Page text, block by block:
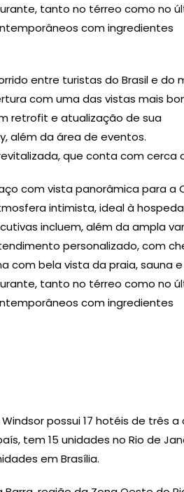
tanto no térreo como no
com ingredientes
entre turistas do Brasil e do
com uma das vistas mais
retrofit e atualização de sua
além da área de eventos.
que conta com cerca
com vista panorâmica para a
intimista, ideal à
incluem, além da ampla
personalizado, com
com bela vista da praia, sauna
tanto no térreo como no
com ingredientes
possui 17 hotéis de três a
tem 15 unidades no Rio de
em Brasília.